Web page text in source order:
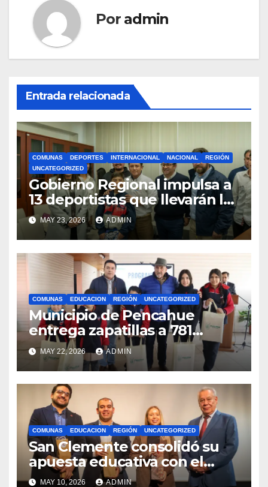
Por admin
Entrada relacionada
COMUNAS DEPORTES INTERNACIONAL NACIONAL
REGIÓN
UNCATEGORIZED
Gobierno Regional impulsa a
13 deportistas que llevarán la
bandera maulina a
competencias
internacionales
MAY 23, 2026 ADMIN
COMUNAS EDUCACION REGIÓN UNCATEGORIZED
Municipio de Pencahue
entrega zapatillas a 781
estudiantes con recursos del
Royalty Minero
MAY 22, 2026 ADMIN
COMUNAS EDUCACION REGIÓN UNCATEGORIZED
San Clemente consolidó su
apuesta educativa con el
lanzamiento del
MAY 10, 2026 ADMIN